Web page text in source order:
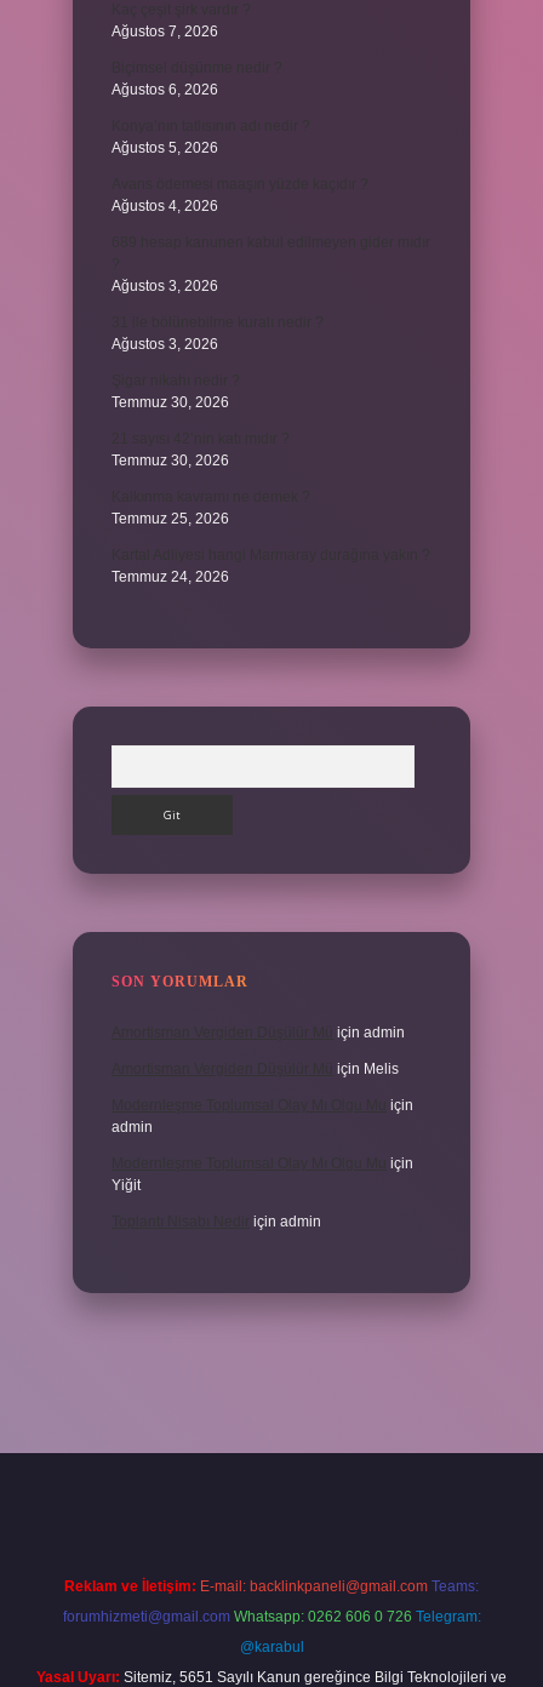
Ağustos 7, 2026
Ağustos 6, 2026
Ağustos 5, 2026
Ağustos 4, 2026
Ağustos 3, 2026
Ağustos 3, 2026
Temmuz 30, 2026
Temmuz 30, 2026
Temmuz 25, 2026
Temmuz 24, 2026
SON YORUMLAR
için admin
için Melis
için
admin
için
Yiğit
için admin
Reklam ve İletişim: E-mail: backlinkpaneli@gmail.com Teams:
forumhizmeti@gmail.com Whatsapp: 0262 606 0 726 Telegram:
@karabul
Yasal Uyarı: Sitemiz, 5651 Sayılı Kanun gereğince Bilgi Teknolojileri ve